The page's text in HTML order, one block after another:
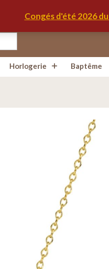
Congés d'été 2026
Horlogerie Baptême